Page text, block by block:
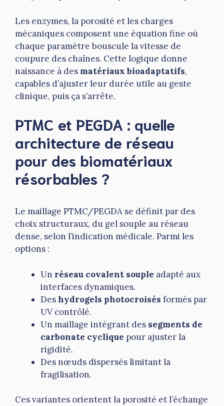
Les enzymes, la porosité et les charges
mécaniques composent une équation fine où
chaque paramètre bouscule la vitesse de
coupure des chaînes. Cette logique donne
naissance à des matériaux bioadaptatifs,
capables d’ajuster leur durée utile au geste
clinique, puis ça s’arrête.
PTMC et PEGDA : quelle
architecture de réseau
pour des biomatériaux
résorbables ?
Le maillage PTMC/PEGDA se définit par des
choix structuraux, du gel souple au réseau
dense, selon l’indication médicale. Parmi les
options :
Un réseau covalent souple adapté aux
interfaces dynamiques.
Deshydrogels photocroisés formés par
UV contrôlé.
Un maillage intégrant des segments de
carbonate cyclique pour ajuster la
rigidité.
Des nœuds dispersés limitant la
fragilisation.
Ces variantes orientent la porosité et l’échange